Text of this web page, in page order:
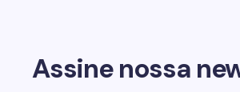
Assine nossa